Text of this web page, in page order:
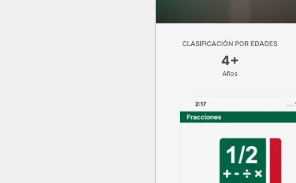
CLASIFICACIÓN POR EDADES
4+
Años